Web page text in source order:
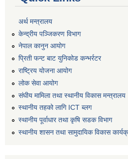
अर्थ मन्त्रालय
केन्द्रीय पञ्जिकरण विभाग
नेपाल कानुन आयोग
प्रिती फन्ट बाट युनिकोड कन्भर्रटर
राष्ट्रिय योजना आयोग
लोक सेवा आयोग
संघीय मामिला तथा स्थानीय विकास मन्त्रालय
स्थानीय तहको लागि ICT ब्लग
स्थानीय पूर्वाधार तथा कृषि सडक विभाग
स्थानीय शासन तथा सामुदायिक विकास